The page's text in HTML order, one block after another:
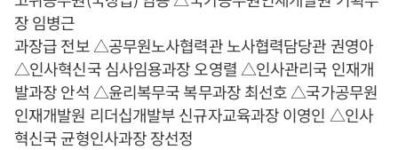
장 임병근
과장급 전보 △공무원노사협력관 노사협력담당관 권영아
△인사혁신국 심사임용과장 오영렬 △인사관리국 인재개
발과장 안석 △윤리복무국 복무과장 최선호 △국가공무원
인재개발원 리더십개발부 신규자교육과장 이영인 △인사
혁신국 균형인사과장 장선정